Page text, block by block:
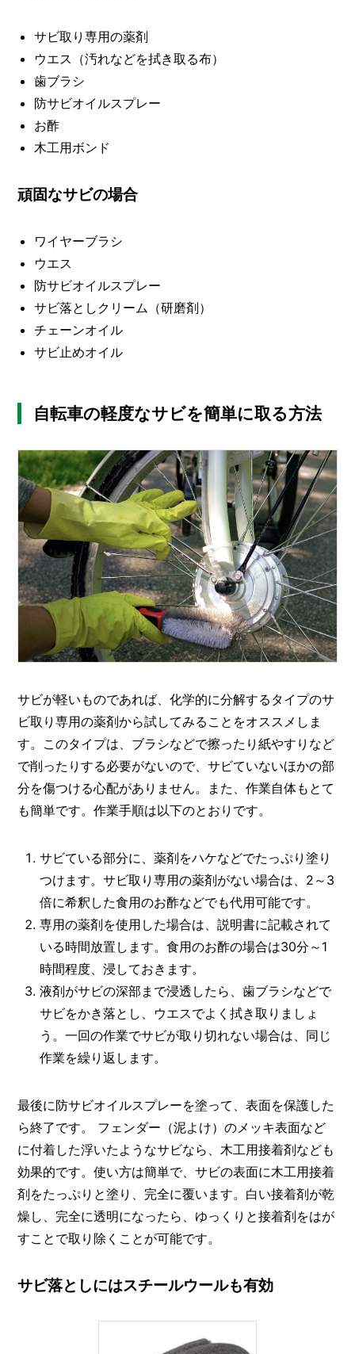
サビ取り専用の薬剤
ウエス（汚れなどを拭き取る布）
歯ブラシ
防サビオイルスプレー
お酢
木工用ボンド
頑固なサビの場合
ワイヤーブラシ
ウエス
防サビオイルスプレー
サビ落としクリーム（研磨剤）
チェーンオイル
サビ止めオイル
自転車の軽度なサビを簡単に取る方法
サビが軽いものであれば、化学的に分解するタイプのサ
ビ取り専用の薬剤から試してみることをオススメしま
す。このタイプは、ブラシなどで擦ったり紙やすりなど
で削ったりする必要がないので、サビていないほかの部
分を傷つける心配がありません。また、作業自体もとて
も簡単です。作業手順は以下のとおりです。
サビている部分に、薬剤をハケなどでたっぷり塗り
つけます。サビ取り専用の薬剤がない場合は、2～3
倍に希釈した食用のお酢などでも代用可能です。
専用の薬剤を使用した場合は、説明書に記載されて
いる時間放置します。食用のお酢の場合は30分～1
時間程度、浸しておきます。
液剤がサビの深部まで浸透したら、歯ブラシなどで
サビをかき落とし、ウエスでよく拭き取りましょ
う。一回の作業でサビが取り切れない場合は、同じ
作業を繰り返します。
最後に防サビオイルスプレーを塗って、表面を保護した
ら終了です。 フェンダー（泥よけ）のメッキ表面など
に付着した浮いたようなサビなら、木工用接着剤なども
効果的です。使い方は簡単で、サビの表面に木工用接着
剤をたっぷりと塗り、完全に覆います。白い接着剤が乾
燥し、完全に透明になったら、ゆっくりと接着剤をはが
すことで取り除くことが可能です。
サビ落としにはスチールウールも有効